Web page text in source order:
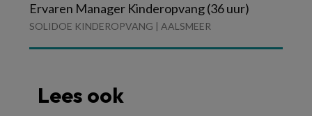
Ervaren Manager Kinderopvang (36 uur)
SOLIDOE KINDEROPVANG | AALSMEER
Lees ook